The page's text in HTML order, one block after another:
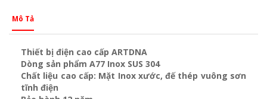
Mô Tả
Thiết bị điện cao cấp ARTDNA
Dòng sản phẩm A77 Inox SUS 304
Chất liệu cao cấp: Mặt Inox xước, đế thép vuông sơn
tĩnh điện